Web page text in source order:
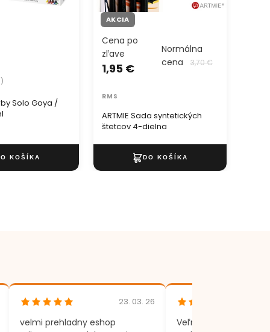
Solo Goya /
AKCIA
ARTMIE Sada syntetických
štetcov 4-dielna
Cena po
zľave
1,95 €
Normálna
cena
3,70 €
RMS
23. 03. 26
velmi prehladny eshop
Veľmi rýchle